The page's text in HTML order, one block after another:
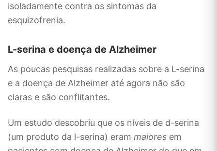
isoladamente contra os sintomas da
esquizofrenia.
L-serina e doença de Alzheimer
As poucas pesquisas realizadas sobre a L-serina
e a doença de Alzheimer até agora não são
claras e são conflitantes.
Um estudo descobriu que os níveis de d-serina
(um produto da l-serina) eram maiores em